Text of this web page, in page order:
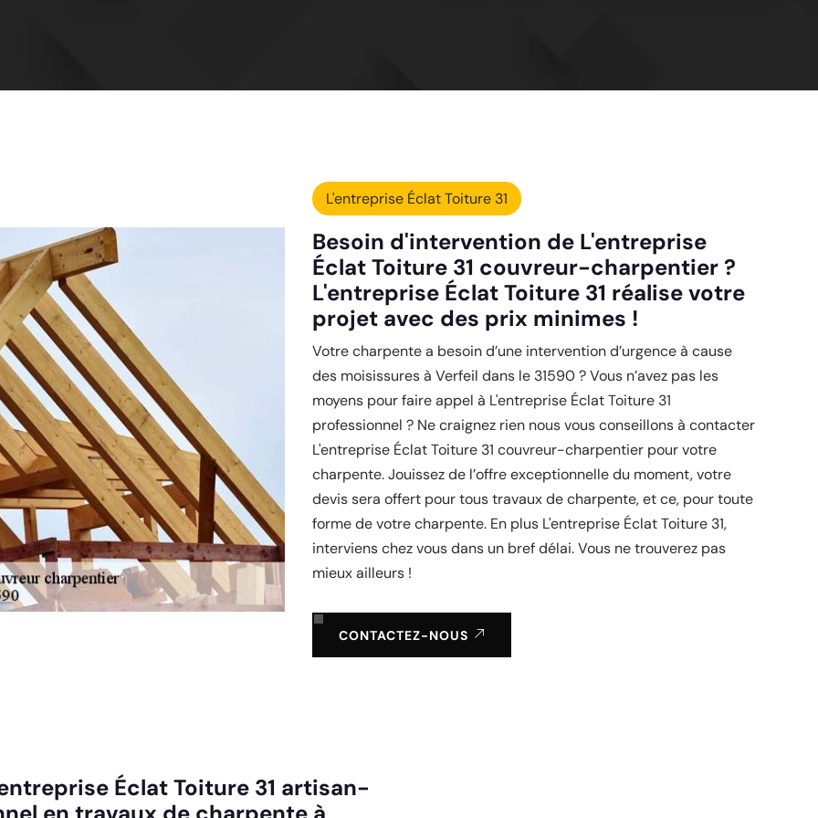
L'entreprise Éclat Toiture 31
Besoin d'intervention de L'entreprise
Éclat Toiture 31 couvreur-charpentier ?
L'entreprise Éclat Toiture 31 réalise votre
projet avec des prix minimes !
Votre charpente a besoin d’une intervention d’urgence à cause
des moisissures à Verfeil dans le 31590 ? Vous n’avez pas les
moyens pour faire appel à L'entreprise Éclat Toiture 31
professionnel ? Ne craignez rien nous vous conseillons à contacter
L'entreprise Éclat Toiture 31 couvreur-charpentier pour votre
charpente. Jouissez de l’offre exceptionnelle du moment, votre
devis sera offert pour tous travaux de charpente, et ce, pour toute
forme de votre charpente. En plus L'entreprise Éclat Toiture 31,
interviens chez vous dans un bref délai. Vous ne trouverez pas
mieux ailleurs !
CONTACTEZ-NOUS
Éclat Toiture 31 artisan-